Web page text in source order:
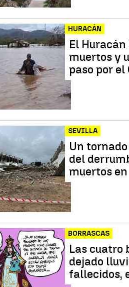
HURACÁN
El
muertos y
paso por el
SEVILLA
Un
del
muertos
BORRASCAS
Las cuatro
dejado
fallecidos,